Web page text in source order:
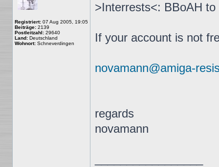
Registriert: 07 Aug 2005, 19:05
Beiträge: 2139
Postleitzahl: 29640
Land: Deutschland
Wohnort: Schneverdingen
>Interrests<: BBoAH
If your account is not
novamann@amiga-
regards
novamann